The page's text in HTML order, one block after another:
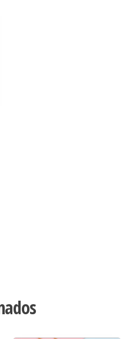
tiene múltiples variantes. Las